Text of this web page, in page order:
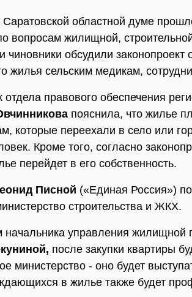
областной думе
вопросам жилищной,
чиновники обсудили законопроект
жилья сельским медикам,
отдела правового обеспечения
пояснила, что жилье
которые переехали в село или
Кроме того, согласно
перейдет в его собственность.
Писной («Единая Россия»)
строительства и ЖКХ.
начальника управления жилищной
после закупки квартиры
министерство - оно будет
в жилье также будет